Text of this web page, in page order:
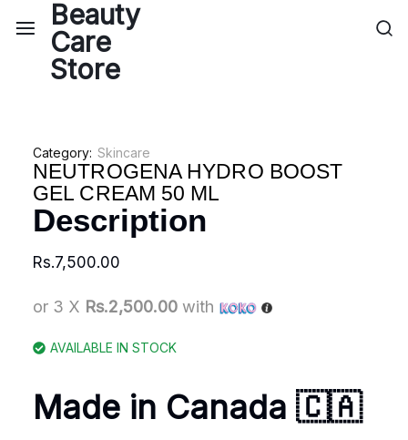
Category: Skincare
NEUTROGENA HYDRO BOOST
GEL CREAM 50 ML
Description
Rs.7,500.00
or 3 X Rs.2,500.00 with
AVAILABLE IN STOCK
Made in Canada 🇨🇦